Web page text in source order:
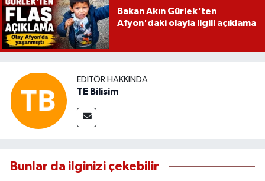
Bakan Akın Gürlek'ten
Afyon'daki olayla ilgili açıklama
EDITÖR HAKKINDA
TE Bilisim
Bunlar da ilginizi çekebilir